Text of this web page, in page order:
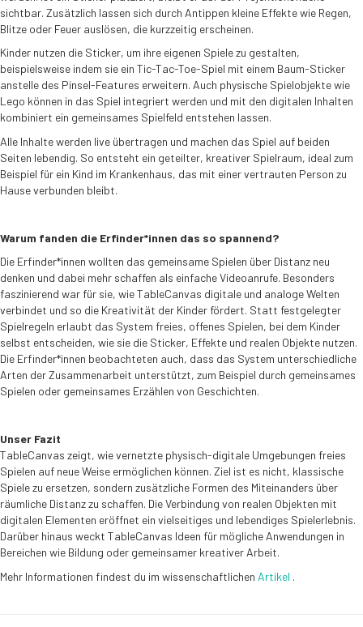
sichtbar. Zusätzlich lassen sich durch Antippen kleine Effekte wie Regen,
Blitze oder Feuer auslösen, die kurzzeitig erscheinen.
Kinder nutzen die Sticker, um ihre eigenen Spiele zu gestalten,
beispielsweise indem sie ein Tic-Tac-Toe-Spiel mit einem Baum-Sticker
anstelle des Pinsel-Features erweitern. Auch physische Spielobjekte wie
Lego können in das Spiel integriert werden und mit den digitalen Inhalten
kombiniert ein gemeinsames Spielfeld entstehen lassen.
Alle Inhalte werden live übertragen und machen das Spiel auf beiden
Seiten lebendig. So entsteht ein geteilter, kreativer Spielraum, ideal zum
Beispiel für ein Kind im Krankenhaus, das mit einer vertrauten Person zu
Hause verbunden bleibt.
Warum fanden die Erfinder*innen das so spannend?
Die Erfinder*innen wollten das gemeinsame Spielen über Distanz neu
denken und dabei mehr schaffen als einfache Videoanrufe. Besonders
faszinierend war für sie, wie TableCanvas digitale und analoge Welten
verbindet und so die Kreativität der Kinder fördert. Statt festgelegter
Spielregeln erlaubt das System freies, offenes Spielen, bei dem Kinder
selbst entscheiden, wie sie die Sticker, Effekte und realen Objekte nutzen.
Die Erfinder*innen beobachteten auch, dass das System unterschiedliche
Arten der Zusammenarbeit unterstützt, zum Beispiel durch gemeinsames
Spielen oder gemeinsames Erzählen von Geschichten.
Unser Fazit
TableCanvas zeigt, wie vernetzte physisch-digitale Umgebungen freies
Spielen auf neue Weise ermöglichen können. Ziel ist es nicht, klassische
Spiele zu ersetzen, sondern zusätzliche Formen des Miteinanders über
räumliche Distanz zu schaffen. Die Verbindung von realen Objekten mit
digitalen Elementen eröffnet ein vielseitiges und lebendiges Spielerlebnis.
Darüber hinaus weckt TableCanvas Ideen für mögliche Anwendungen in
Bereichen wie Bildung oder gemeinsamer kreativer Arbeit.
Mehr Informationen findest du im wissenschaftlichen Artikel .